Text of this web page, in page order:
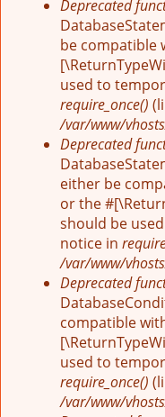
Deprecated
be compatible
used to
require_once()
/var/www/
Deprecated
either be
or the
should be
notice in
/var/www/
Deprecated
compatible
used to
require_once()
/var/www/